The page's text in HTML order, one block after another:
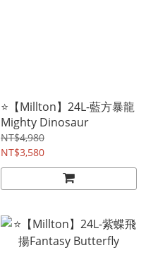
⭐【Millton】24L-藍方暴龍
Mighty Dinosaur
NT$4,980
NT$3,580